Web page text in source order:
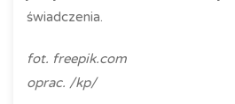
świadczenia.
fot. freepik.com
oprac. /kp/